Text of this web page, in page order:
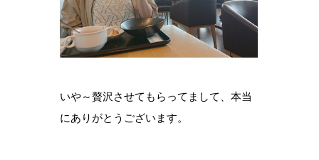
いや～贅沢させてもらってまして、本当
にありがとうございます。